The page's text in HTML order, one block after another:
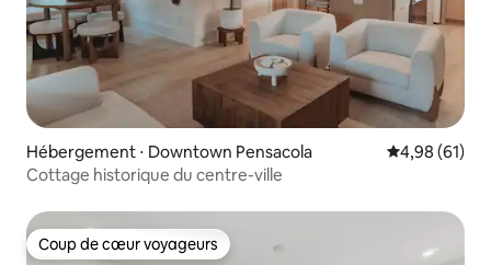
Hébergement ⋅ Downtown Pensacola Évaluation
4,98 (61)
Cottage historique du centre-ville
Coup de cœur voyageurs
Coup de cœur voyageurs